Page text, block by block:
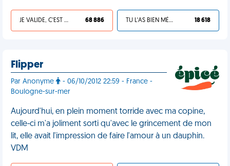
JE VALIDE, C'EST UNE VDM 68 886 TU L'AS BIEN MÉRITÉ 18 618
Flipper
Par Anonyme
- 06/10/2012 22:59 - France -
Boulogne-sur-mer
Aujourd'hui, en plein moment torride avec ma copine,
celle-ci m'a joliment sorti qu'avec le grincement de mon
lit, elle avait l'impression de faire l'amour à un dauphin.
VDM